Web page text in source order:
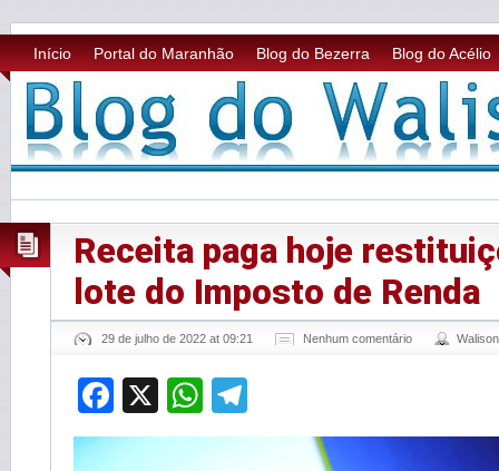
Início Portal do Maranhão Blog do Bezerra Blog do Acélio
Receita paga hoje
lote do Imposto de Renda
29 de julho de 2022 at 09:21 Nenhum comentário
Facebook
X WhatsApp